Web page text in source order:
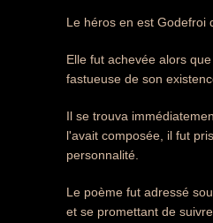
Le héros en est Godefroi
Elle fut achevée alors
fastueuse de son
Il se trouva
l'avait composée, il fut
personnalité.
Le poème fut adressé
et se promettant de